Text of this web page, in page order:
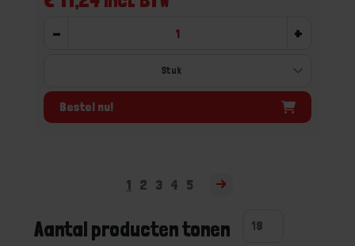
- +
Bestel nu!
1 2 3 4 5
Aantal producten tonen